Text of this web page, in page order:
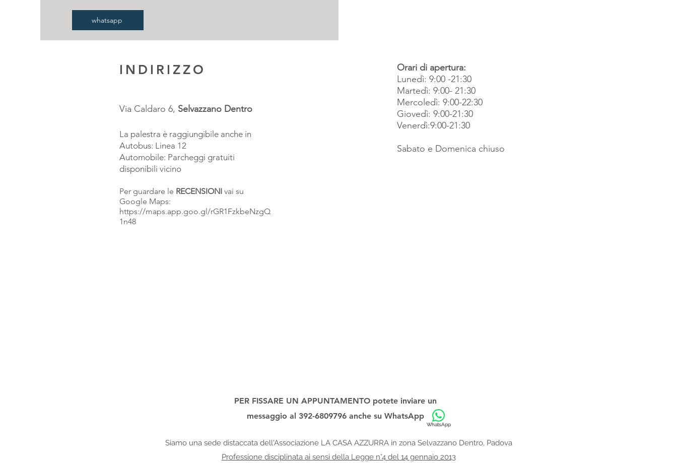
whatsapp
INDIRIZZO
Via Caldaro 6, Selvazzano Dentro
La palestra è raggiungibile anche in
Autobus: Linea 12
Automobile: Parcheggi gratuiti
disponibili vicino
Orari di apertura:
Lunedì: 9:00 -21:30
Martedì: 9:00- 21:30
Mercoledì: 9:00-22:30
Giovedì: 9:00-21:30
Venerdì:9:00-21:30
Sabato e Domenica chiuso
Per guardare le RECENSIONI vai su
Google Maps:
https://maps.app.goo.gl/rGR1FzkbeNzgQ
1n48
PER FISSARE UN APPUNTAMENTO potete inviare un
messaggio al 392-6809796 anche su WhatsApp
WhatsApp
Siamo una sede distaccata dell'Associazione LA CASA AZZURRA in zona Selvazzano Dentro, Padova
Professione disciplinata ai sensi della Legge n°4 del 14 gennaio 2013